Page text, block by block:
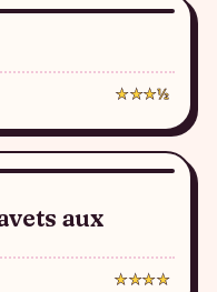
★★★½
aux
★★★★